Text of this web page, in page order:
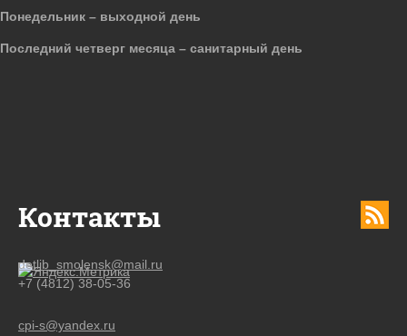
Контакты
detlib_smolensk@mail.ru
+7 (4812) 38-05-36
cpi-s@yandex.ru
Понедельник – выходной день
Последний четверг месяца – санитарный день